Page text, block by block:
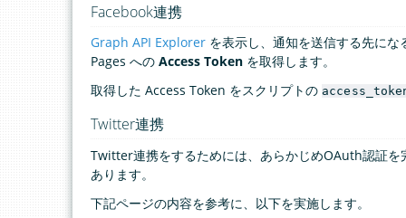
Facebook連携
Graph API Explorer を表示し、通知を送信する先にな
Pages への Access Token を取得します。
取得した Access Token をスクリプトの
Twitter連携
Twitter連携をするためには、あらかじめOAuth認証を
あります。
下記ページの内容を参考に、以下を実施します。